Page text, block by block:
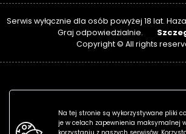
Serwis wyłącznie dla osób powyżej 18 lat.
Graj odpowiedzialnie.
Copyright © All rights
Na tej stronie są wykorzystywane pliki
je w celach zapewnienia maksymalnej